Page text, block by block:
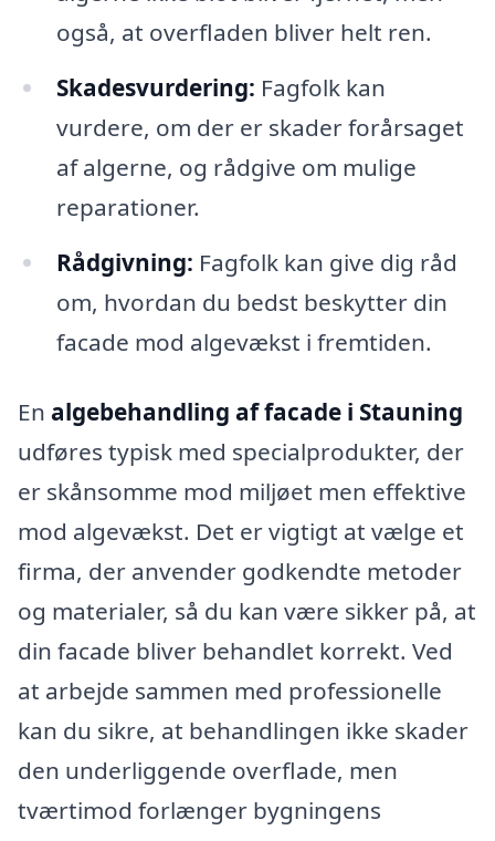
også, at overfladen bliver helt ren.
Skadesvurdering: Fagfolk kan
vurdere, om der er skader forårsaget
af algerne, og rådgive om mulige
reparationer.
Rådgivning: Fagfolk kan give dig råd
om, hvordan du bedst beskytter din
facade mod algevækst i fremtiden.
En algebehandling af facade i Stauning
udføres typisk med specialprodukter, der
er skånsomme mod miljøet men effektive
mod algevækst. Det er vigtigt at vælge et
firma, der anvender godkendte metoder
og materialer, så du kan være sikker på, at
din facade bliver behandlet korrekt. Ved
at arbejde sammen med professionelle
kan du sikre, at behandlingen ikke skader
den underliggende overflade, men
tværtimod forlænger bygningens